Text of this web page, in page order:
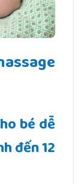
bé dễ
đến 12